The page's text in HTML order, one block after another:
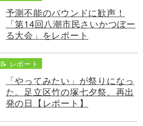
予測不能のバウンドに歓声！
「第14回八潮市民さいかつぼー
る大会」をレポート
📝 レポート
「やってみたい」が祭りになっ
た。足立区竹の塚七夕祭、再出
発の日【レポート】